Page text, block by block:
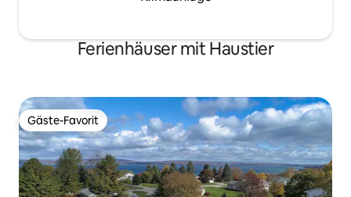
Ferienhäuser mit Haustier
Gäste-Favorit
Gäste-Favorit